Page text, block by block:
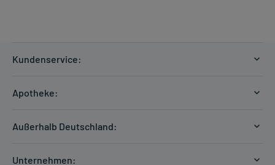
Kundenservice:
Hilfe
Apotheke:
Außerhalb Deutschland:
Unternehmen: